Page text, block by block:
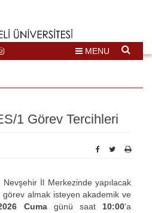
MENU
1 Görev Tercihleri
İl Merkezinde yapılacak
almak isteyen akademik ve
Cumagünü saat 10:00'a